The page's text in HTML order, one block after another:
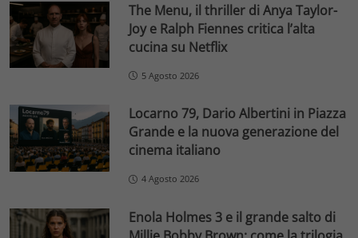
The Menu, il thriller di Anya Taylor-
Joy e Ralph Fiennes critica l’alta
cucina su Netflix
5 Agosto 2026
Locarno 79, Dario Albertini in Piazza
Grande e la nuova generazione del
cinema italiano
4 Agosto 2026
Enola Holmes 3 e il grande salto di